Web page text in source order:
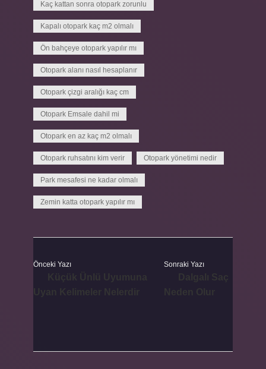
Kaç kattan sonra otopark zorunlu
Kapalı otopark kaç m2 olmalı
Ön bahçeye otopark yapılır mı
Otopark alanı nasıl hesaplanır
Otopark çizgi aralığı kaç cm
Otopark Emsale dahil mi
Otopark en az kaç m2 olmalı
Otopark ruhsatını kim verir Otopark yönetimi nedir
Park mesafesi ne kadar olmalı
Zemin katta otopark yapılır mı
Önceki Yazı Sonraki Yazı